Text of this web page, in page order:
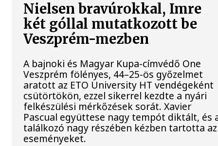
Nielsen bravúrokkal, Imre
két góllal mutatkozott be
Veszprém-mezben
A bajnoki és Magyar Kupa-címvédő One
Veszprém fölényes, 44–25-ös győzelmet
aratott az ETO University HT vendégeként
csütörtökön, ezzel sikerrel kezdte a nyári
felkészülési mérkőzések sorát. Xavier
Pascual együttese nagy tempót diktált, és
találkozó nagy részében kézben tartotta az
eseményeket.